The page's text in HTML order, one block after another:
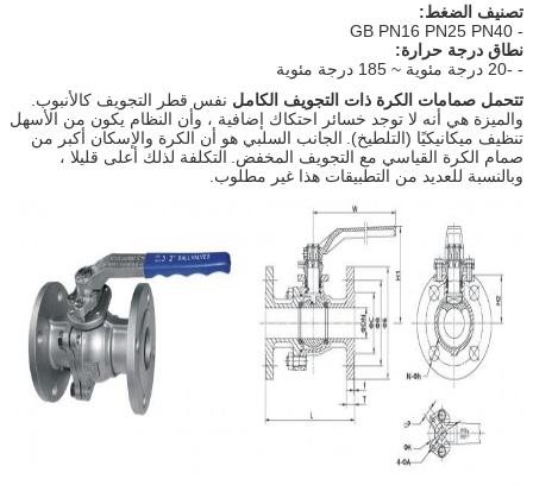
تصنيف الضغط:
- GB PN16 PN25 PN40
نطاق درجة حرارة:
- -20 درجة مئوية ~ 185 درجة مئوية
تتحمل صمامات الكرة ذات التجويف الكامل نفس قطر التجويف كالأنبوب.
والميزة هي أنه لا توجد خسائر احتكاك إضافية ، وأن النظام يكون من الأسهل
تنظيف ميكانيكيًا (التلطيخ). الجانب السلبي هو أن الكرة والإسكان أكبر من
صمام الكرة القياسي مع التجويف المخفض. التكلفة لذلك أعلى قليلا ،
وبالنسبة للعديد من التطبيقات هذا غير مطلوب.